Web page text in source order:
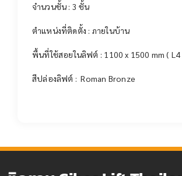
จำนวนชั้น : 3 ชั้น
ตำแหน่งที่ติดตั้ง : ภายในบ้าน
พื้นที่ใช้สอยในลิฟต์ : 1100 x 1500 mm ( L4
สีปล่องลิฟต์ : Roman Bronze